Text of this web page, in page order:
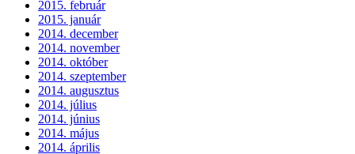
2015. február
2015. január
2014. december
2014. november
2014. október
2014. szeptember
2014. augusztus
2014. július
2014. június
2014. május
2014. április